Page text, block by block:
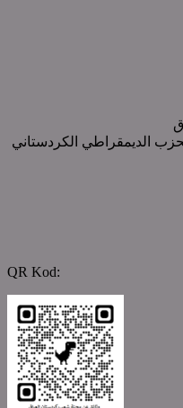
الدیمقراطي الکردستاني
QR Kod: